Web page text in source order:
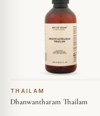
THAILAM
Dhanwantharam Thailam